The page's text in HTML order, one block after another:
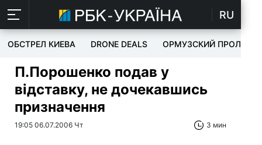
RU
ОБСТРЕЛ КИЕВА DRONE DEALS ОРМУЗСКИЙ ПРОЛИВ
П.Порошенко подав у
відставку, не дочекавшись
призначення
19:05 06.07.2006 Чт 3 мин